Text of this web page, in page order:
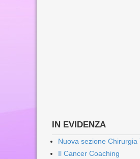
IN EVIDENZA
Nuova sezione Chirurgia
Il Cancer Coaching